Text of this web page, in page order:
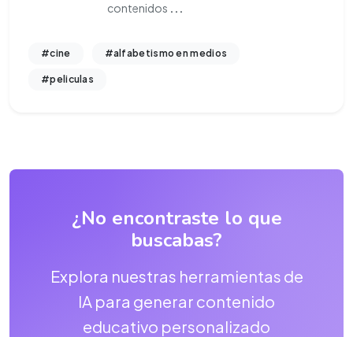
contenidos ...
#cine #alfabetismo en medios
#peliculas
¿No encontraste lo que
buscabas?
Explora nuestras herramientas de
IA para generar contenido
educativo personalizado